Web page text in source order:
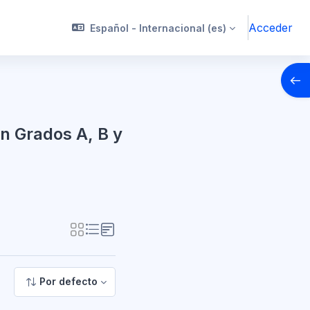
Español - Internacional ‎(es)‎ Acceder
Grados A, B y
en Grados A, B y C
Por defecto